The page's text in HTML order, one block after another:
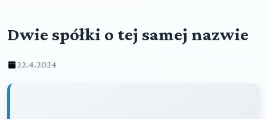
Dwie spółki o tej samej nazwie
22.4.2024